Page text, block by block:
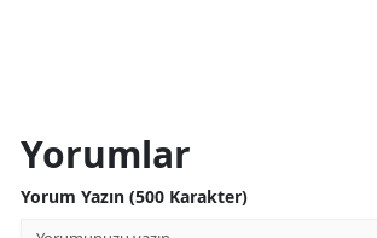
Yorumlar
Yorum Yazın (500 Karakter)